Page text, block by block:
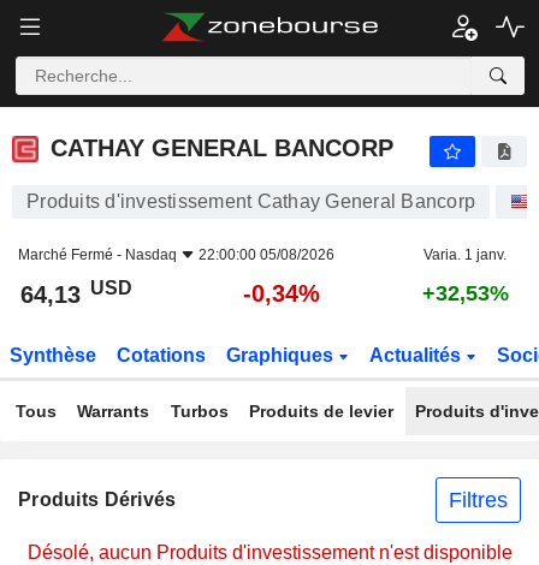
CATHAY GENERAL BANCORP
CATHAY GENERAL BANCORP
Produits d'investissement Cathay General Bancorp
Marché Fermé - Nasdaq 22:00:00 05/08/2026 Varia. 1 janv.
64,13 USD -0,34% +32,53%
Synthèse Cotations Graphiques Actualités
Tous Warrants Turbos Produits de levier Produits
Produits Dérivés Filtres
Désolé, aucun Produits d'investissement n'est disponible